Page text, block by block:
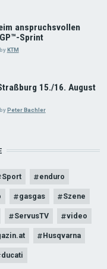
anspruchsvollen
Sprint
byKTM
15./16. August
byPeter Bachler
Sport enduro
gasgas Szene
ServusTV video
Husqvarna
ducati